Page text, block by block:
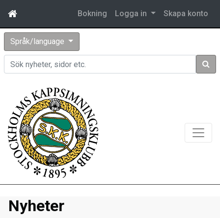
Bokning Logga in Skapa konto
Språk/language
Sök
Nyheter